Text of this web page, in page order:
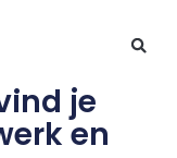
je
en